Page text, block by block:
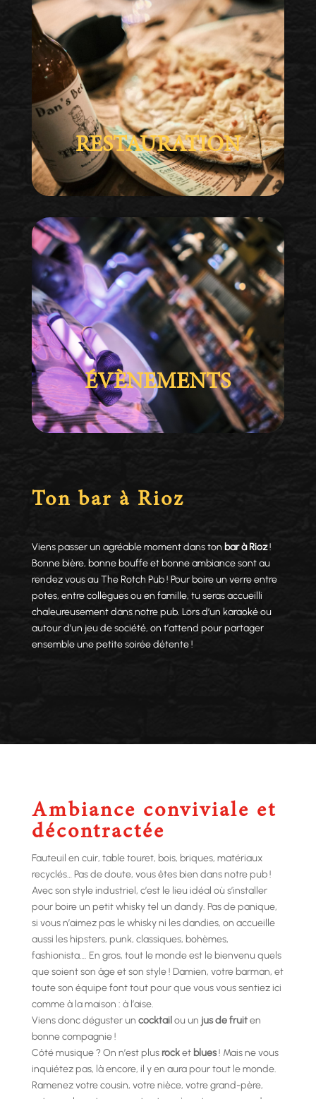
RESTAURATION
ÉVÈNEMENTS
Ton bar à Rioz
Viens passer un agréable moment dans ton bar à Rioz!
Bonne bière, bonne bouffe et bonne ambiance sont au
rendez vous au The Rotch Pub ! Pour boire un verre entre
potes, entre collègues ou en famille, tu seras accueilli
chaleureusement dans notre pub. Lors d’un karaoké ou
autour d’un jeu de société, on t’attend pour partager
ensemble une petite soirée détente !
Ambiance conviviale et
décontractée
Fauteuil en cuir, table touret, bois, briques, matériaux
recyclés… Pas de doute, vous êtes bien dans notre pub !
Avec son style industriel, c’est le lieu idéal où s’installer
pour boire un petit whisky tel un dandy. Pas de panique,
si vous n’aimez pas le whisky ni les dandies, on accueille
aussi les hipsters, punk, classiques, bohèmes,
fashionista…. En gros, tout le monde est le bienvenu quels
que soient son âge et son style ! Damien, votre barman, et
toute son équipe font tout pour que vous vous sentiez ici
comme à la maison : à l’aise.
Viens donc déguster un cocktail ou un jus de fruiten
bonne compagnie !
Côté musique ? On n’est plusrocket blues! Mais ne vous
inquiétez pas, là encore, il y en aura pour tout le monde.
Ramenez votre cousin, votre nièce, votre grand-père,